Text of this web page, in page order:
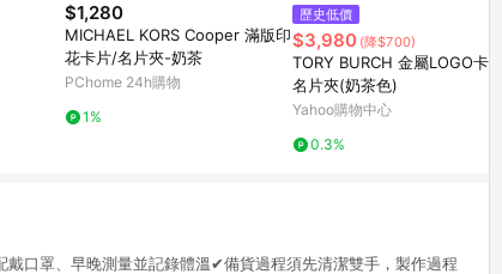
$1,280
MICHAEL KORS Cooper 滿版印
花卡片/名片夾-奶茶
PChome 24h購物
1%
歷史低價
$3,980 (降$700)
TORY BURCH 金屬LOGO卡夾/
名片夾(奶茶色)
Yahoo購物中心
0.3%
口罩、早晚測量並記錄體溫✔備貨過程須先清潔雙手，製作過程